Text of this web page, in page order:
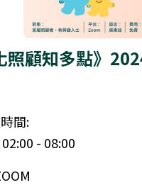
照顧知多點》
間:
- 08:00